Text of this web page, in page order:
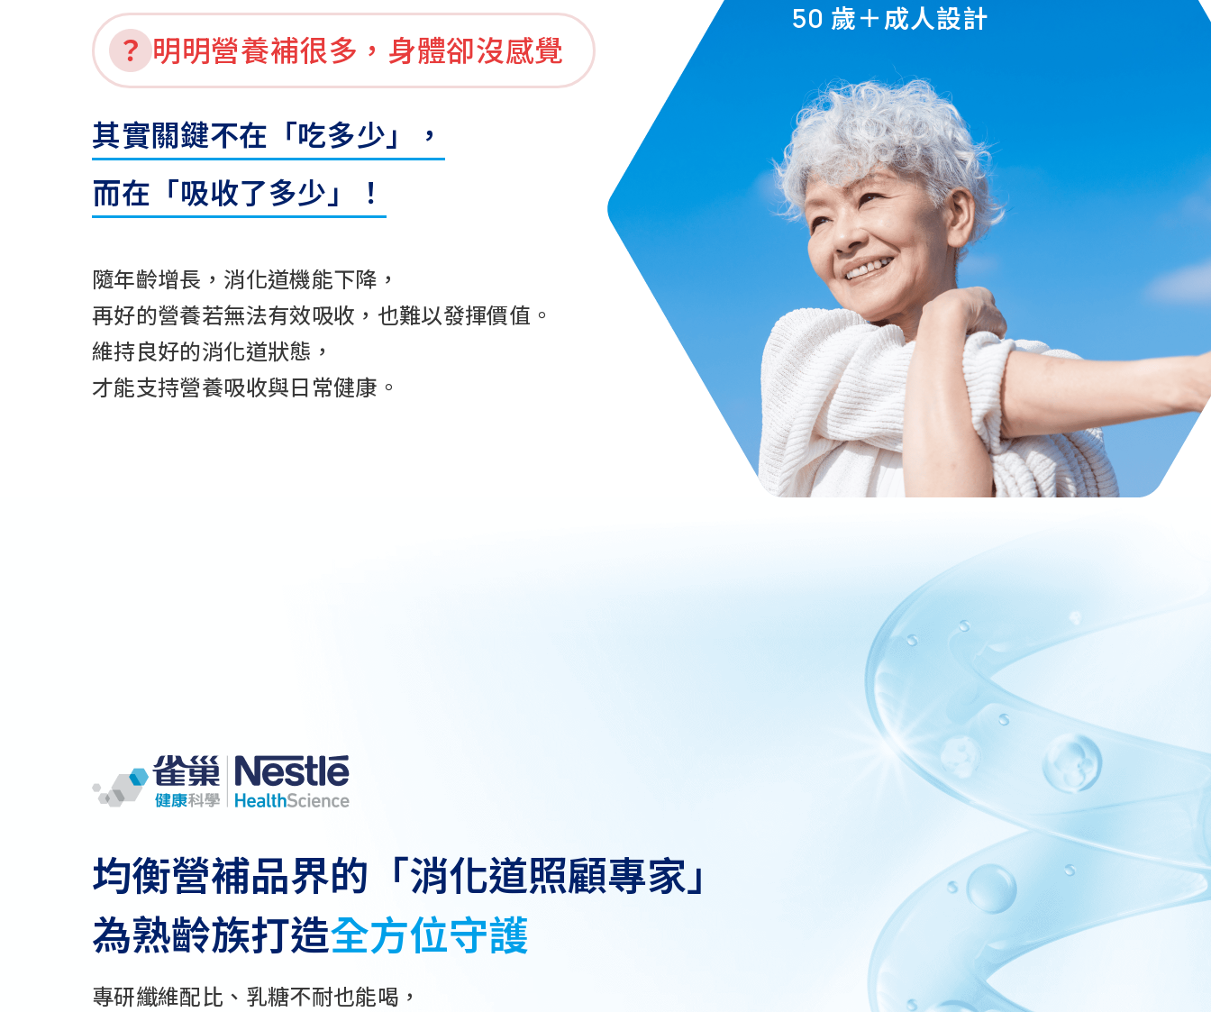
明明營養補很多，身體卻沒感覺
其實關鍵不在「吃多少」，
而在「吸收了多少」！
隨年齡增長，消化道機能下降，
再好的營養若無法有效吸收， 也難以發揮價值。
維持良好的消化道狀態，
才能支持營養吸收與日常健康。
50 歲＋成人設計
均衡營補品界的 「消化道照顧專家」
為熟齡族打造全方位守護
專研纖維配比、乳糖不耐也能喝，